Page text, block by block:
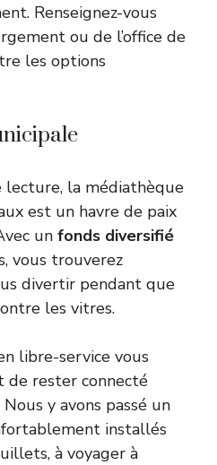
Renseignez-vous
ou de l’office de
les options
lecture, la médiathèque
est un havre de paix
un fonds diversifié
vous trouverez
divertir pendant que
les vitres.
libre-service vous
rester connecté
y avons passé un
installés
à voyager à